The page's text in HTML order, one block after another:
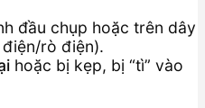
đầu chụp hoặc trên dây
rò điện).
hoặc bị kẹp, bị “tì” vào